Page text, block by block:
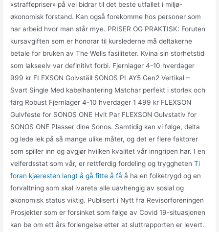
«straffepriser» på vei bidrar til det beste utfallet i miljø-
økonomisk forstand. Kan også forekomme hos personer som
har arbeid hvor man står mye. PRISER OG PRAKTISK: Foruten
kursavgiften som er honorar til kurslederne må deltakerne
betale for bruken av The Wells fasiliteter. Kvina sin storhetstid
som lakseelv var definitivt forbi. Fjernlager 4-10 hverdager
999 kr FLEXSON Golvställ SONOS PLAY5 Gen2 Vertikal –
Svart Single Med kabelhantering Matchar perfekt i storlek och
färg Robust Fjernlager 4-10 hverdager 1 499 kr FLEXSON
Gulvfeste for SONOS ONE Hvit Par FLEXSON Gulvstativ for
SONOS ONE Plasser dine Sonos. Samtidig kan vi følge, delta
og lede lek på så mange ulike måter, og det er flere faktorer
som spiller inn og avgjør hvilken kvalitet vår inngripen har. I en
velferdsstat som vår, er rettferdig fordeling og trygghetenTi
foran kjæresten langt å gå fitte å få å ha en folketrygd og en
forvaltning som skal ivareta alle uavhengig av sosial og
økonomisk status viktig. Publisert i Nytt fra Revisorforeningen
Prosjekter som er forsinket som følge av Covid 19-situasjonen
kan be om ett års forlengelse etter at sluttrapporten er levert.